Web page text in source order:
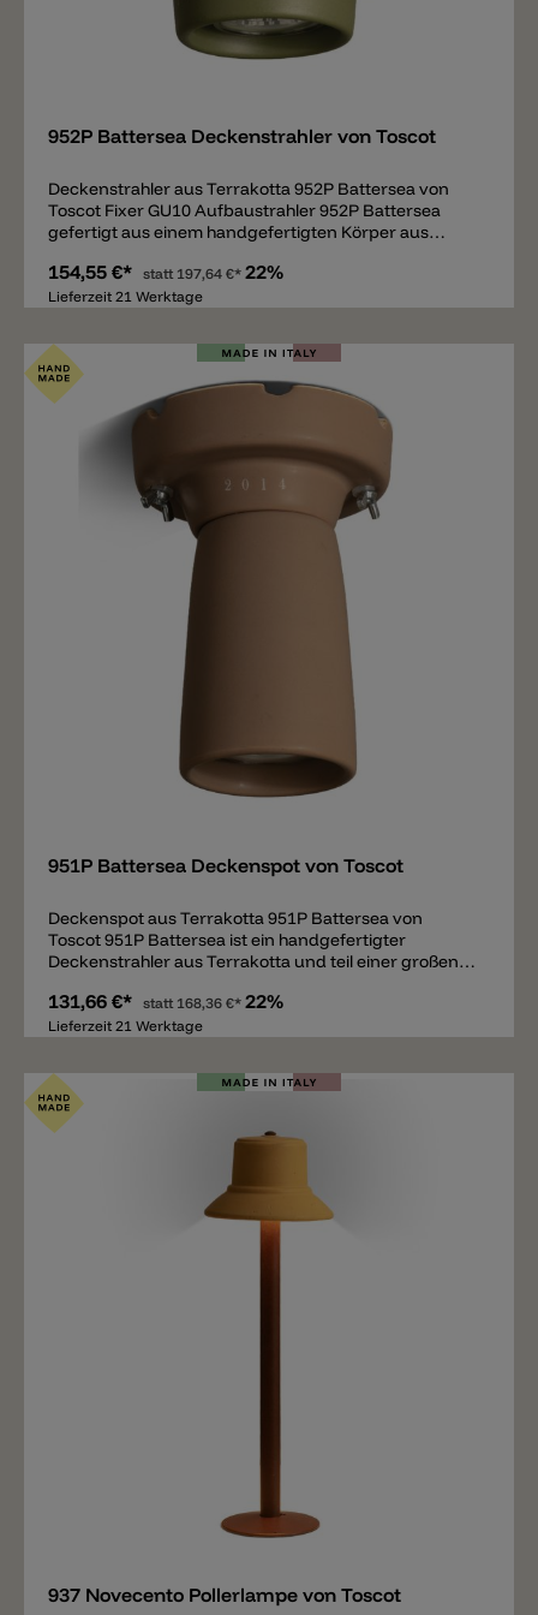
952P Battersea Deckenstrahler von Toscot
Deckenstrahler aus Terrakotta 952P Battersea von
Toscot Fixer GU10 Aufbaustrahler 952P Battersea
gefertigt aus einem handgefertigten Körper aus
erhältlich in dezente oder farbenfrohe Farben, in zwei
weiteren Formen und aus als passende
eine kleine Auswahl an Farben. Alle anderen Farben
sind auf Anfrage erhältlich und bestellbar.
154,55 €* statt 197,64 €* 22%
Lieferzeit 21 Werktage
951P Battersea Deckenspot von Toscot
Deckenspot aus Terrakotta 951P Battersea von
Toscot 951P Battersea ist ein handgefertigter
Deckenstrahler aus Terrakotta und teil einer großen
besteht aus unterschiedlichen Hängeleuchten
erhältlich als Einzellampe oder Gruppenkombination,
Deckenstrahler und unterschiedliche fixe Spots.
Modell Nr. 951P Battersea ist ein schlichter und fixer
Spot ausgestattet mit einer GU10 Fassung im inneren.
Der Strahler ist erhältlich in unterschiedlichen Farben,
von Farbenfroh bis schlicht. Wichtige Notiz: Online
finden Sie nur eine kleine Auswahl an Farben. Alle
anderen Farben sind auf Anfrage erhältlich.
131,66 €* statt 168,36 €* 22%
Lieferzeit 21 Werktage
937 Novecento Pollerlampe von Toscot